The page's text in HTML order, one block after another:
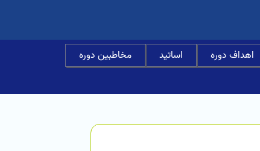
اهداف دوره اساتید
مخاطبین دوره